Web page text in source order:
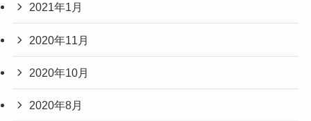
2021年1月
2020年11月
2020年10月
2020年8月